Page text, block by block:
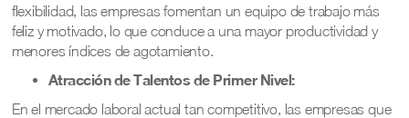
flexibilidad, las empresas fomentan un equipo de trabajo más
feliz y motivado, lo que conduce a una mayor productividad y
menores índices de agotamiento.
Atracción de Talentos de Primer Nivel:
En el mercado laboral actual tan competitivo, las empresas que